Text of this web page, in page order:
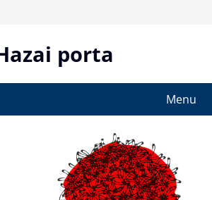
porta
Menu